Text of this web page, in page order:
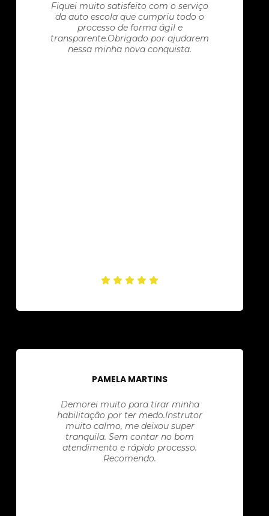
Fiquei muito satisfeito com o serviço
da auto escola que cumpriu todo o
processo de forma ágil e
transparente.Obrigado por ajudarem
nessa minha nova conquista.
PAMELA MARTINS
Demorei muito para tirar minha
habilitação por ter medo.Instrutor
muito calmo, me deixou super
tranquila. Sem contar no bom
atendimento e rápido processo.
Recomendo.